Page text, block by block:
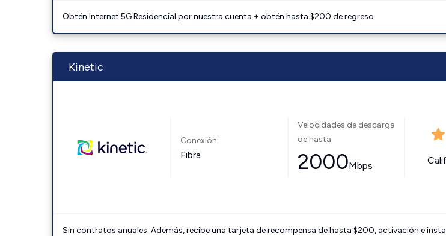
Obtén Internet 5G Residencial por nuestra cuenta + obtén hasta $200 de regreso.
Kinetic
Conexión:
Fibra
Velocidades de descarga
de hasta
2000Mbps
Sin contratos anuales. Además, recibe una tarjeta de recompensa de hasta $200, activación e